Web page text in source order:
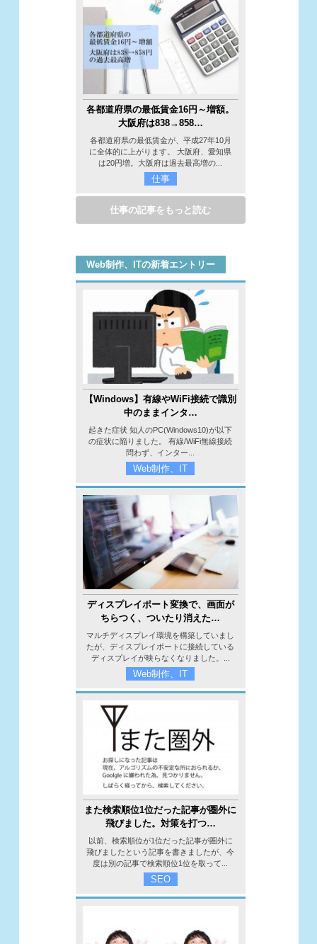
各都道府県の最低賃金16円～増額。
大阪府は838→858…
各都道府県の最低賃金が、平成27年10月
に全体的に上がります。 大阪府、愛知県
は20円増。大阪府は過去最高増の...
仕事
仕事の記事をもっと読む
Web制作、ITの新着エントリー
【Windows】有線やWiFi接続で識別
中のままインタ…
起きた症状 知人のPC(Windows10)が以下
の症状に陥りました。 有線/WiFi無線接続
問わず、インター...
Web制作、IT
ディスプレイポート変換で、画面が
ちらつく、ついたり消えた…
マルチディスプレイ環境を構築していまし
たが、ディスプレイポートに接続している
ディスプレイが映らなくなりました。...
Web制作、IT
また検索順位1位だった記事が圏外に
飛びました。対策を打つ…
以前、検索順位が1位だった記事が圏外に
飛びましたという記事を書きましたが、今
度は別の記事で検索順位1位を取って...
SEO